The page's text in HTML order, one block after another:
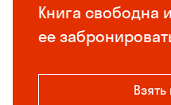
Книга свободна
ее